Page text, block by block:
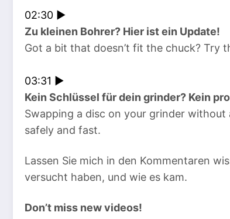
02:30 ►
Zu kleinen Bohrer? Hier ist ein Update!
Got a bit that doesn’t fit the chuck? Try
03:31 ►
Kein Schlüssel für dein grinder? Kein
Swapping a disc on your grinder
safely and fast.
Lassen Sie mich in den Kommentaren
versucht haben, und wie es kam.
Don’t miss new videos!